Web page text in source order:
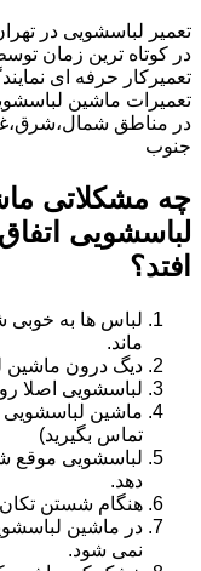
تعمیر لباسشویی در
در کوتاه ترین زمان
تعمیرکار حرفه ای
تعمیرات ماشین
در مناطق
جنوب
چه مشکلاتی
لباسشویی
افتد؟
لباس ها به
ماند.
دیگ درون ماشین
لباسشویی اصلا
ماشین لباسشویی
تماس بگیرید)
لباسشویی موقع
دهد.
هنگام شستن
در ماشین
نمی شود.